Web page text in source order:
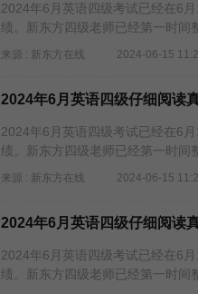
2024年6月英语四级考试已经在6
绩。新东方四级老师已经第一时间
来源 : 新东方在线 2024-06-15
2024年6月英语四级仔细阅读
2024年6月英语四级考试已经在6
绩。新东方四级老师已经第一时间
来源 : 新东方在线 2024-06-15
2024年6月英语四级仔细阅读
2024年6月英语四级考试已经在6
绩。新东方四级老师已经第一时间